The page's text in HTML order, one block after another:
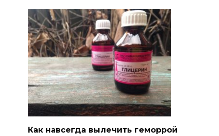
Как навсегда вылечить геморрой